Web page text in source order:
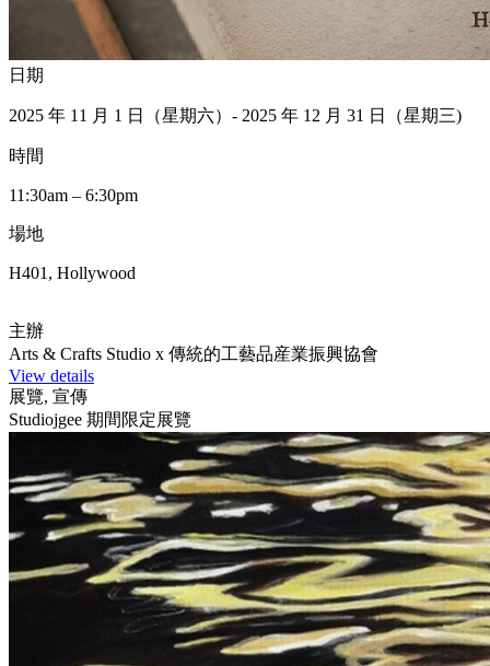
日期
2025 年 11 月 1 日（星期六）- 2025 年 12 月 31 日（星期三)
時間
11:30am – 6:30pm
場地
H401, Hollywood
主辦
Arts & Crafts Studio x 傳統的工藝品産業振興協會
View details
展覽, 宣傳
Studiojgee 期間限定展覽